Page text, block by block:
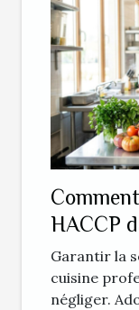
HACCP
Garantir la
cuisine
négliger.